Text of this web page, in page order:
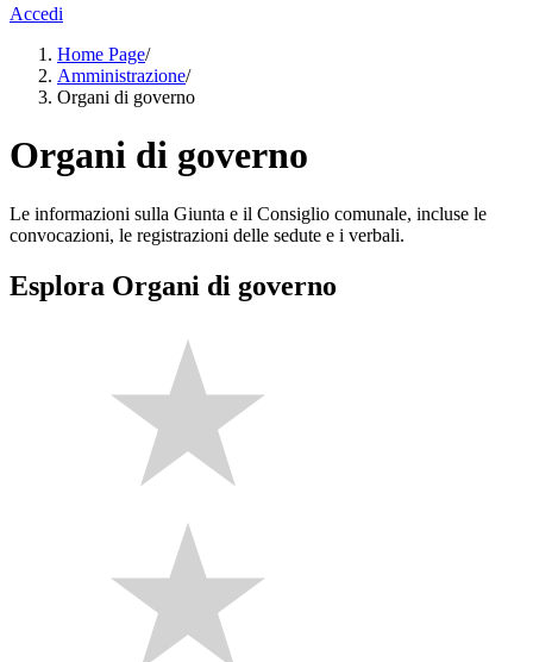
Accedi
Home Page/
Amministrazione/
Organi di governo
Organi di governo
Le informazioni sulla Giunta e il Consiglio comunale, incluse le
convocazioni, le registrazioni delle sedute e i verbali.
Esplora Organi di governo